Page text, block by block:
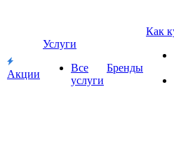
Акции
Услуги
Все
услуги
Бренды
Как